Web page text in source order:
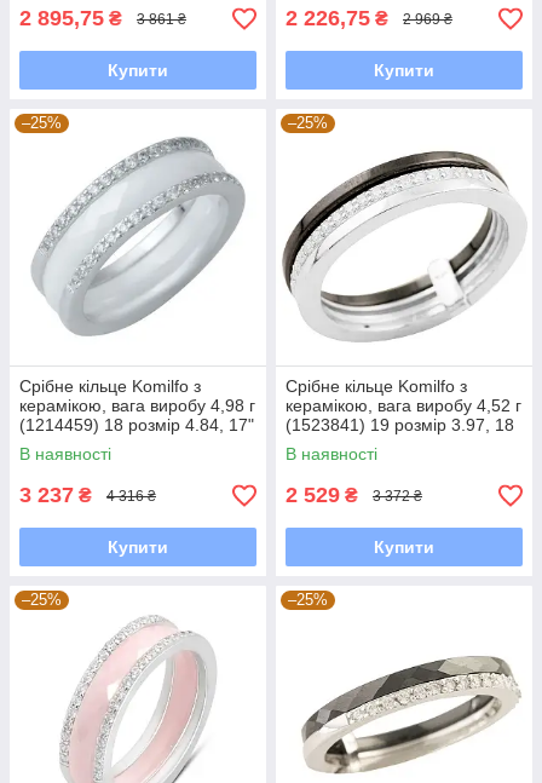
2 895,75 ₴ 3 861 ₴
Купити
2 226,75 ₴ 2 969 ₴
Купити
–25%
Срібне кільце Komilfo з
керамікою, вага виробу 4,98 г
(1214459) 18 розмір 4.84, 17"
В наявності
3 237 ₴ 4 316 ₴
Купити
–25%
Срібне кільце Komilfo з
керамікою, вага виробу 4,52 г
(1523841) 19 розмір 3.97, 18
В наявності
2 529 ₴ 3 372 ₴
Купити
–25% –25%